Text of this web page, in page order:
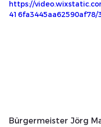
https://
416fa3445aa62590af78/
Bürgermeister Jörg